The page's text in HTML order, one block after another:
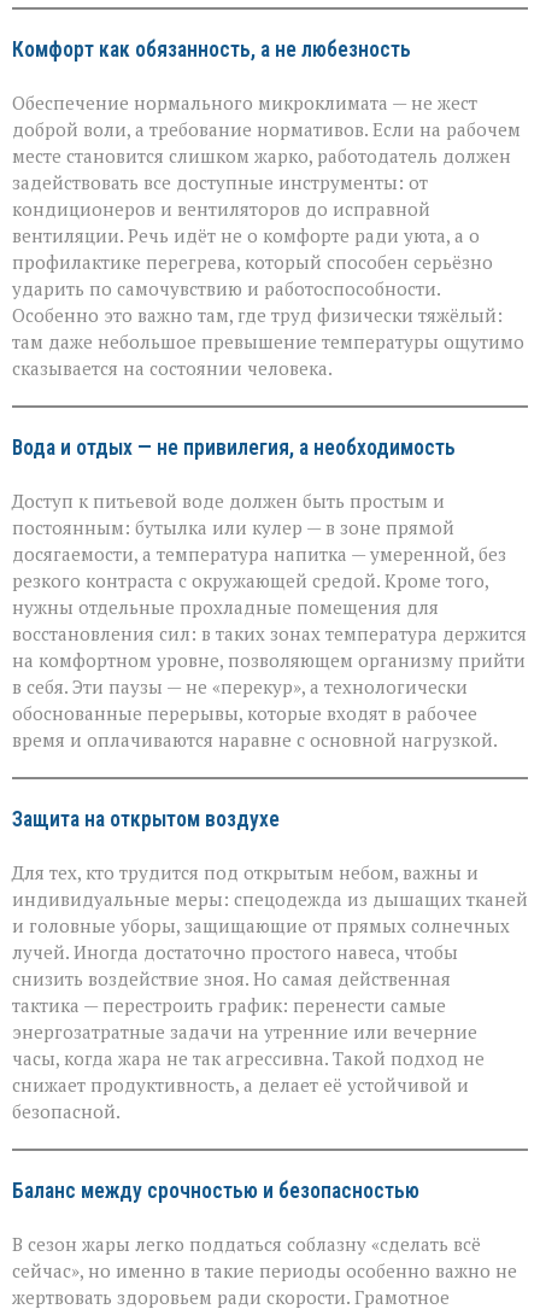
Комфорт как обязанность, а не любезность
Обеспечение нормального микроклимата — не жест
доброй воли, а требование нормативов. Если на рабочем
месте становится слишком жарко, работодатель должен
задействовать все доступные инструменты: от
кондиционеров и вентиляторов до исправной
вентиляции. Речь идёт не о комфорте ради уюта, а о
профилактике перегрева, который способен серьёзно
ударить по самочувствию и работоспособности.
Особенно это важно там, где труд физически тяжёлый:
там даже небольшое превышение температуры ощутимо
сказывается на состоянии человека.
Вода и отдых — не привилегия, а необходимость
Доступ к питьевой воде должен быть простым и
постоянным: бутылка или кулер — в зоне прямой
досягаемости, а температура напитка — умеренной, без
резкого контраста с окружающей средой. Кроме того,
нужны отдельные прохладные помещения для
восстановления сил: в таких зонах температура держится
на комфортном уровне, позволяющем организму прийти
в себя. Эти паузы — не «перекур», а технологически
обоснованные перерывы, которые входят в рабочее
время и оплачиваются наравне с основной нагрузкой.
Защита на открытом воздухе
Для тех, кто трудится под открытым небом, важны и
индивидуальные меры: спецодежда из дышащих тканей
и головные уборы, защищающие от прямых солнечных
лучей. Иногда достаточно простого навеса, чтобы
снизить воздействие зноя. Но самая действенная
тактика — перестроить график: перенести самые
энергозатратные задачи на утренние или вечерние
часы, когда жара не так агрессивна. Такой подход не
снижает продуктивность, а делает её устойчивой и
безопасной.
Баланс между срочностью и безопасностью
В сезон жары легко поддаться соблазну «сделать всё
сейчас», но именно в такие периоды особенно важно не
жертвовать здоровьем ради скорости. Грамотное